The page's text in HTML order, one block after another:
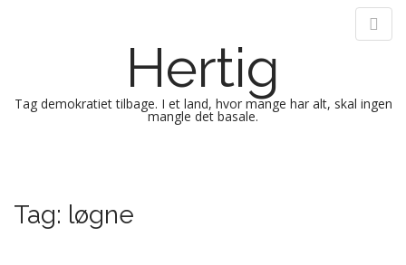
Hertig
Tag demokratiet tilbage. I et land, hvor mange har alt, skal ingen
mangle det basale.
i
n
p
Tag: løgne